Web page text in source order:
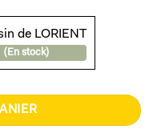
de LORIENT
(En stock)